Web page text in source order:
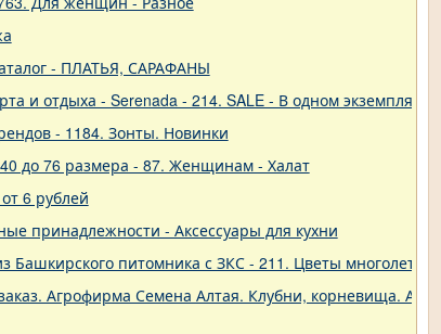
- ПЛАТЬЯ, САРАФАНЫ
и отдыха - Serenada - 214. SALE - В одном экземпляре!
- 1184. Зонты. Новинки
до 76 размера - 87. Женщинам - Халат
6 рублей
принадлежности - Аксессуары для кухни
Башкирского питомника с ЗКС - 211. Цветы
Агрофирма Семена Алтая. Клубни, корневища.